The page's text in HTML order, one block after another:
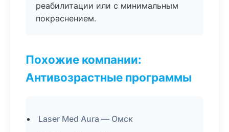
реабилитации или с минимальным
покраснением.
Похожие компании:
Антивозрастные программы
Laser Med Aura — Омск